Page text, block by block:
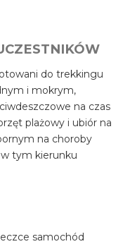
do trekkingu
i mokrym,
na czas
plażowy i ubiór na
na choroby
tym kierunku
samochód